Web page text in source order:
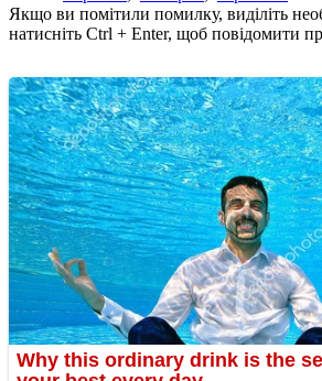
Якщо ви помітили помилку, виділіть
натисніть Ctrl + Enter, щоб повідомити